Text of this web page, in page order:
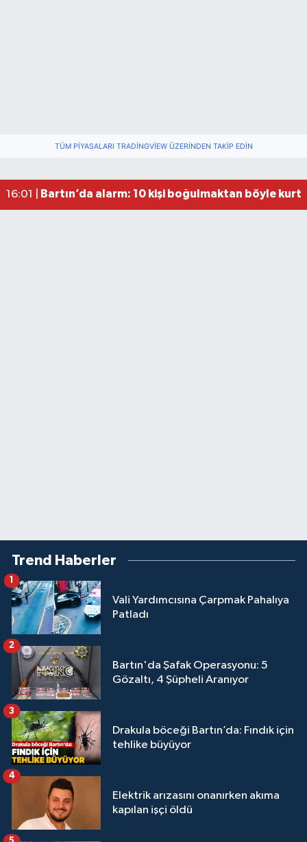
TÜM PIYASALARI TRADINGVIEW ÜZERINDEN TAKIP EDIN
16:01 |
Bartın’da alarm: 10 kişi boğulmaktan böyle
Trend Haberler
Vali Yardımcısına Çarpmak Pahalıya
Patladı
1
Bartın'da Şafak Operasyonu: 5
Gözaltı, 4 Şüpheli Aranıyor
2
Drakula böceği Bartın’da: Fındık için
tehlike büyüyor
3
Elektrik arızasını onanırken akıma
kapılan işçi öldü
4